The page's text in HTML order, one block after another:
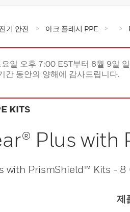
전기 안전 아크 플래시 PPE
일 오후 7:00 EST부터 8월 9일
간 동안의 양해에 감사드립니다.
KITS
Plus
with PrismShield™ Kits -
제